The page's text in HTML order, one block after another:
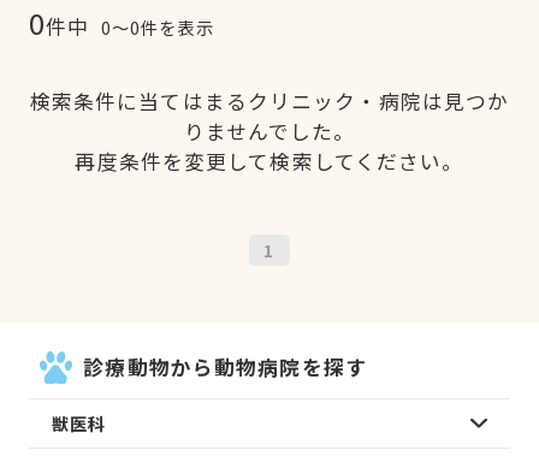
0件中 0〜0件を表示
検索条件に当てはまるクリニック・病院は見つか
りませんでした。
再度条件を変更して検索してください。
1
診療動物から動物病院を探す
獣医科